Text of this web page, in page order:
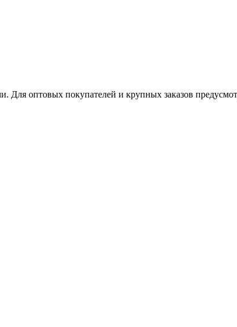
Для оптовых покупателей и крупных заказов